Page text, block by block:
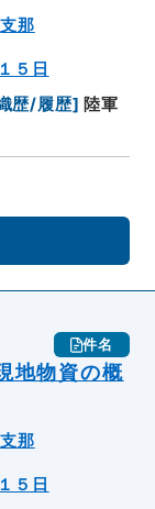
支那
５日
歴/履歴] 陸軍
件名
物資の概
支那
５日